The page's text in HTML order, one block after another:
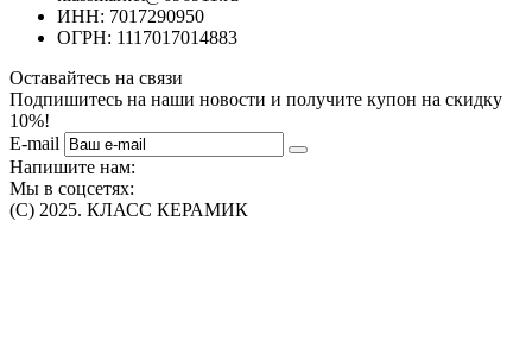
ИНН: 7017290950
ОГРН: 1117017014883
Оставайтесь на связи
Подпишитесь на наши новости и получите купон на скидку
10%!
E-mail
Напишите нам:
Мы в соцсетях:
(C) 2025. КЛАСС КЕРАМИК